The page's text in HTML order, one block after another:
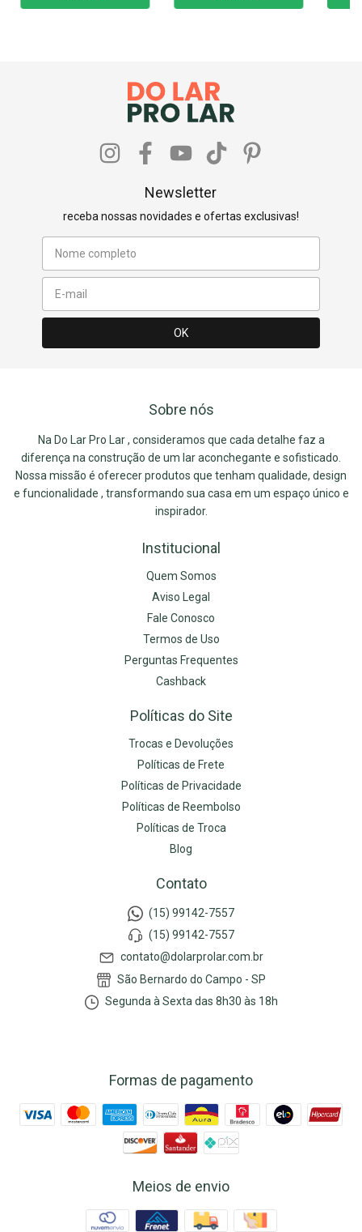
Newsletter
receba nossas novidades e ofertas exclusivas!
Sobre nós
Na Do Lar Pro Lar , consideramos que cada detalhe faz a
diferença na construção de um lar aconchegante e sofisticado.
Nossa missão é oferecer produtos que tenham qualidade, design
e funcionalidade , transformando sua casa em um espaço único e
inspirador.
Institucional
Quem Somos
Aviso Legal
Fale Conosco
Termos de Uso
Perguntas Frequentes
Cashback
Políticas do Site
Trocas e Devoluções
Políticas de Frete
Políticas de Privacidade
Políticas de Reembolso
Políticas de Troca
Blog
Contato
(15) 99142-7557
(15) 99142-7557
contato@dolarprolar.com.br
São Bernardo do Campo - SP
Segunda à Sexta das 8h30 às 18h
Formas de pagamento
Meios de envio